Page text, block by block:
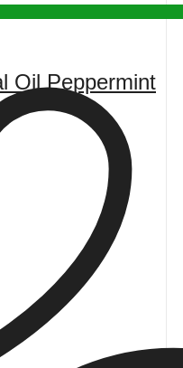
Oil Peppermint